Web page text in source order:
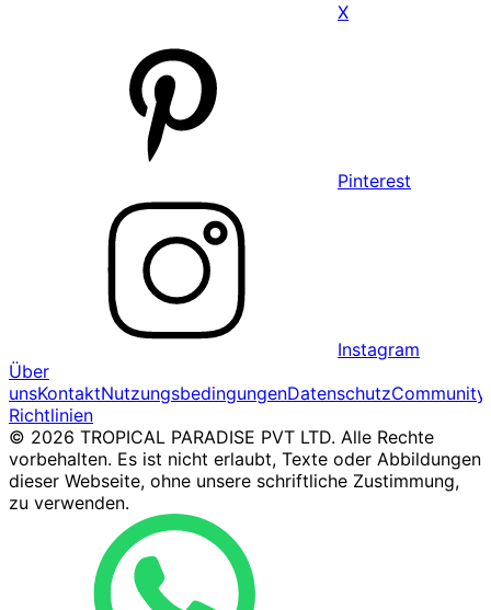
X
Pinterest
Instagram
Über
unsKontaktNutzungsbedingungenDatenschutz
Richtlinien
© 2026 TROPICAL PARADISE PVT LTD. Alle Rechte
vorbehalten. Es ist nicht erlaubt, Texte oder Abbildungen
dieser Webseite, ohne unsere schriftliche Zustimmung,
zu verwenden.